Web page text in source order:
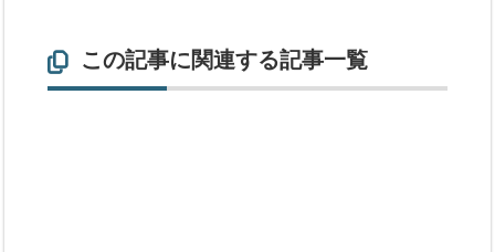
この記事に関連する記事一覧